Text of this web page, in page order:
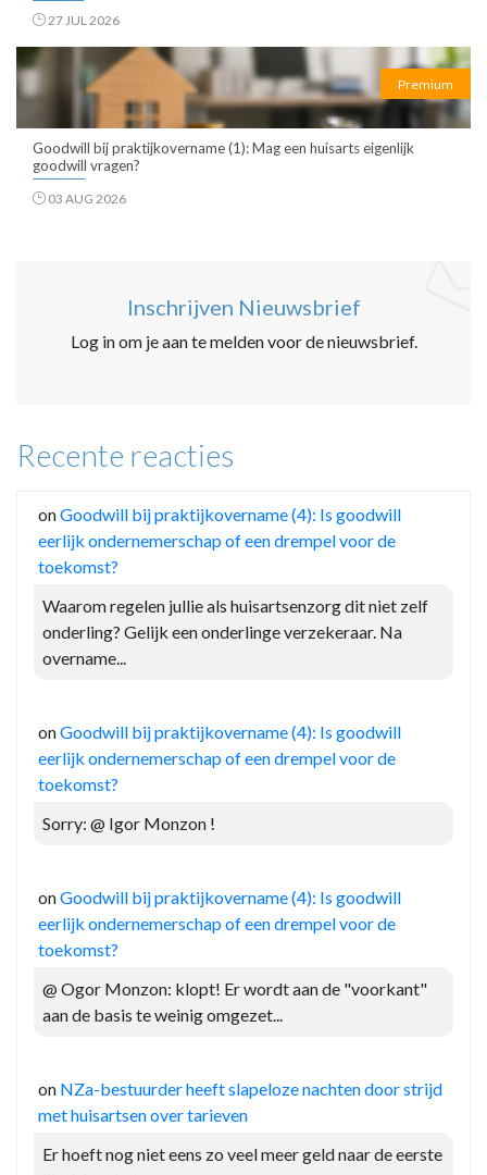
27 JUL 2026
Premium
Goodwill bij praktijkovername (1): Mag een huisarts eigenlijk
goodwill vragen?
03 AUG 2026
Inschrijven Nieuwsbrief
Log in om je aan te melden voor de nieuwsbrief.
Recente reacties
onGoodwill bij praktijkovername (4): Is goodwill
eerlijk ondernemerschap of een drempel voor de
toekomst?
Waarom regelen jullie als huisartsenzorg dit niet zelf
onderling? Gelijk een onderlinge verzekeraar. Na
overname...
onGoodwill bij praktijkovername (4): Is goodwill
eerlijk ondernemerschap of een drempel voor de
toekomst?
Sorry: @ Igor Monzon !
onGoodwill bij praktijkovername (4): Is goodwill
eerlijk ondernemerschap of een drempel voor de
toekomst?
@ Ogor Monzon: klopt! Er wordt aan de "voorkant"
aan de basis te weinig omgezet...
on NZa-bestuurder heeft slapeloze nachten door strijd
met huisartsen over tarieven
Er hoeft nog niet eens zo veel meer geld naar de eerste